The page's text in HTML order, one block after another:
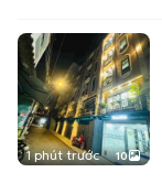
1 phút trước 10